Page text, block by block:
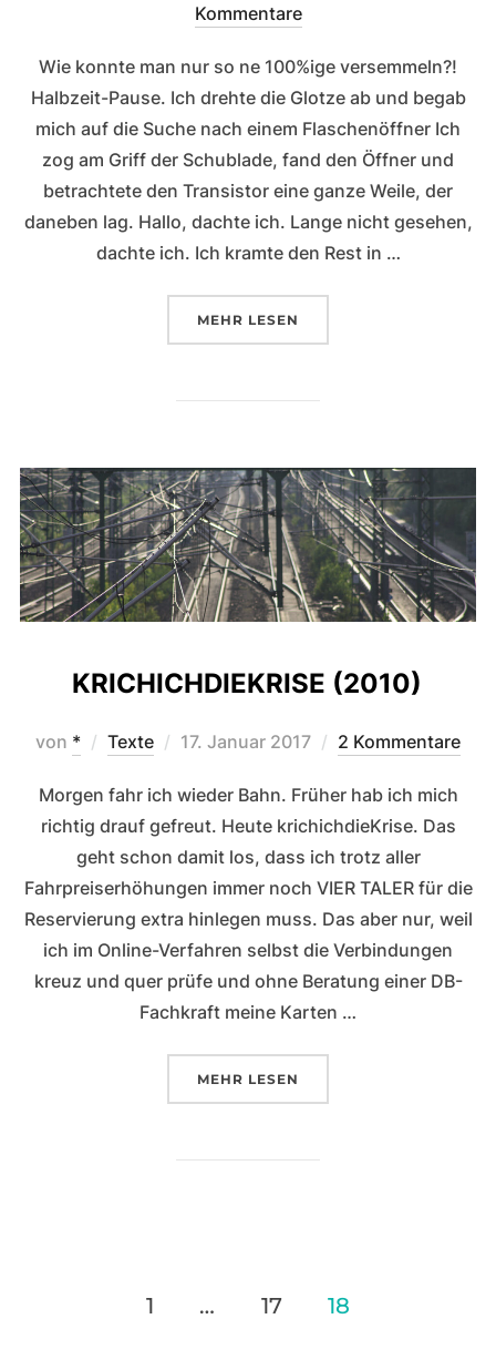
am
Kommentare
Wie konnte man nur so ne 100%ige versemmeln?!
Halbzeit-Pause. Ich drehte die Glotze ab und begab
mich auf die Suche nach einem Flaschenöffner Ich
zog am Griff der Schublade, fand den Öffner und
betrachtete den Transistor eine ganze Weile, der
daneben lag. Hallo, dachte ich. Lange nicht gesehen,
dachte ich. Ich kramte den Rest in …
MEHR ÜBER „LIFE ON MARS!“
LESEN
KRICHICHDIEKRISE (2010)
von * Texte
Veröffentlicht
17. Januar 2017 2 Kommentare
Morgen fahr ich wieder Bahn. Früher hab ich mich
richtig drauf gefreut. Heute krichichdieKrise. Das
geht schon damit los, dass ich trotz aller
Fahrpreiserhöhungen immer noch VIER TALER für die
Reservierung extra hinlegen muss. Das aber nur, weil
ich im Online-Verfahren selbst die Verbindungen
kreuz und quer prüfe und ohne Beratung einer DB-
Fachkraft meine Karten …
MEHR ÜBER „KRICHICHDIEKRISE
LESEN
Seitennummerierung
1 … 17 18